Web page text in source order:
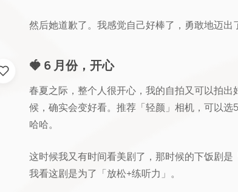
然后她道歉了。我感觉自己好棒了，勇敢地迈出
🍓 6 月份，开心
春夏之际，整个人很开心，我的自拍又可以拍
候，确实会变好看。推荐「轻颜」相机，可以
哈哈。
这时候我又有时间看美剧了，那时候的下饭剧是
我看这剧是为了「放松+练听力」。